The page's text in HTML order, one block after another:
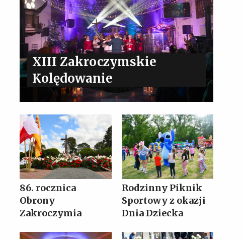
XIII Zakroczymskie
Kolędowanie
86. rocznica
Obrony
Zakroczymia
Rodzinny Piknik
Sportowy z okazji
Dnia Dziecka